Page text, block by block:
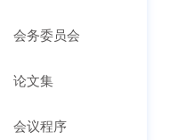
会务委员会
论文集
会议程序